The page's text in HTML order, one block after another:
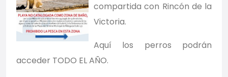
compartida con Rincón de la
Victoria.
Aquí los perros podrán
acceder TODO EL AÑO.